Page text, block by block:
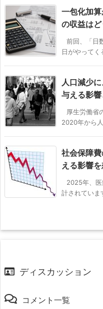
一包化加
の収益はど
前回、「日
日がやって
人口減少
与える影響
厚生労働省
2020年から
社会保障
える影響
2025年、医
計されていま
ディスカッション
コメント一覧